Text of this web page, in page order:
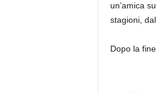
un’amica
stagioni,
Dopo la